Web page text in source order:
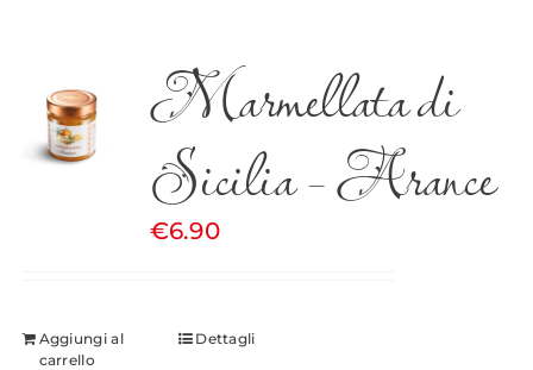
Marmellata di
Sicilia – Arance
€6.90
Aggiungi al
carrello
Dettagli